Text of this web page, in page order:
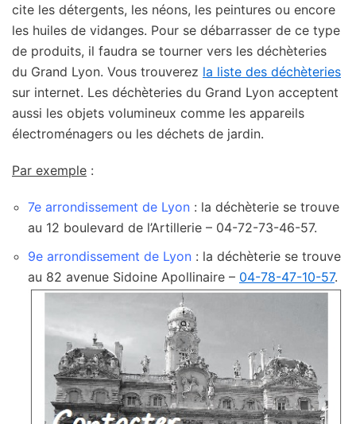
cite les détergents, les néons, les peintures ou encore
les huiles de vidanges. Pour se débarrasser de ce type
de produits, il faudra se tourner vers les déchèteries
du Grand Lyon. Vous trouverez la liste des déchèteries
sur internet. Les déchèteries du Grand Lyon acceptent
aussi les objets volumineux comme les appareils
électroménagers ou les déchets de jardin.
Par exemple :
7e arrondissement de Lyon : la déchèterie se trouve
au 12 boulevard de l’Artillerie – 04-72-73-46-57.
9e arrondissement de Lyon : la déchèterie se trouve
au 82 avenue Sidoine Apollinaire – 04-78-47-10-57.